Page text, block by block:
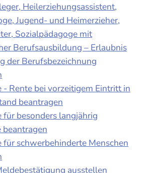
Heilerziehungsassistent,
Jugend- und Heimerzieher,
Sozialpädagoge mit
Berufsausbildung – Erlaubnis
der Berufsbezeichnung
Rente bei vorzeitigem Eintritt in
beantragen
besonders langjährig
beantragen
schwerbehinderte Menschen
ausstellen